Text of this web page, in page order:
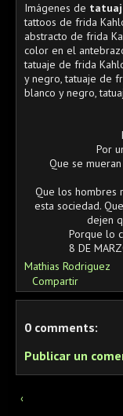
Imágenes de
tattoos de frida
abstracto de frida
color en el
tatuaje de frida
y negro, tatuaje de
blanco y negro,
Por
Que se
Que los hombres
esta sociedad.
dejen
Porque lo
8 DE
Mathias Rodriguez
Compartir
0 comments:
Publicar un
‹